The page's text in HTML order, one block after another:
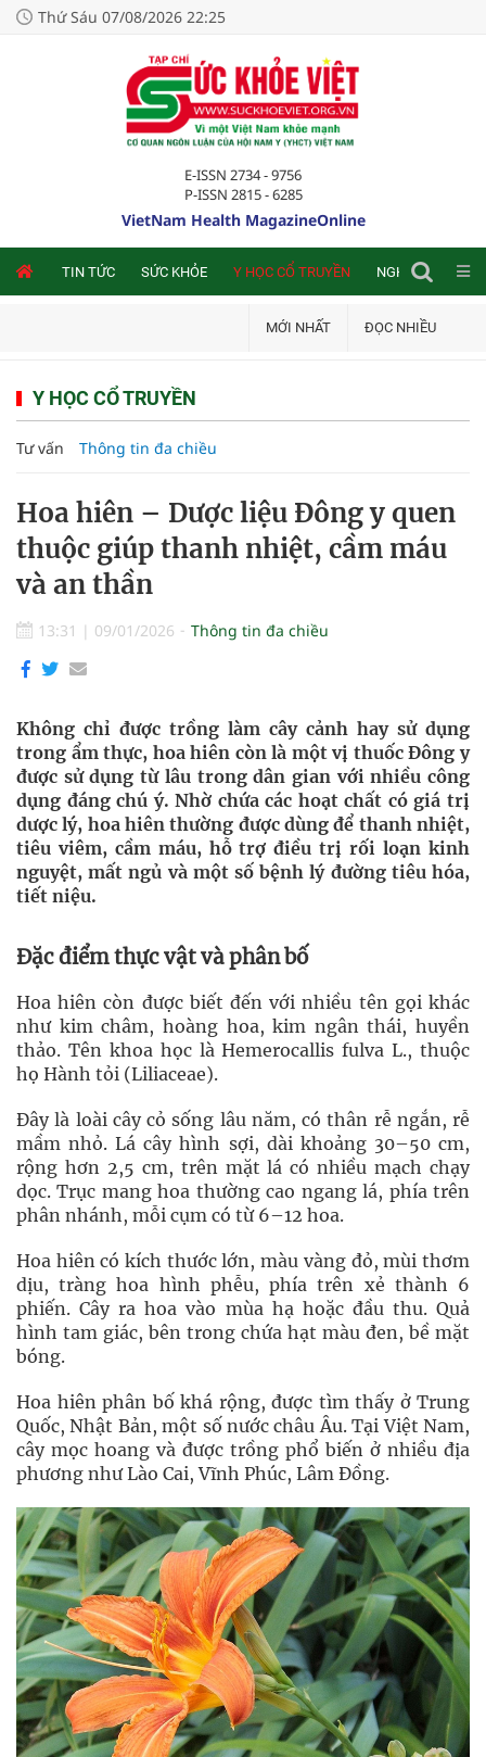
Thứ Sáu 07/08/2026 22:25
E-ISSN 2734 - 9756
P-ISSN 2815 - 6285
VietNam Health MagazineOnline
TIN TỨC SỨC KHỎE Y HỌC CỔ TRUYỀN NGHIÊN CỨU
MỚI NHẤT ĐỌC NHIỀU
Y HỌC CỔ TRUYỀN
Tư vấn Thông tin đa chiều
Hoa hiên – Dược liệu Đông y quen
thuộc giúp thanh nhiệt, cầm máu
và an thần
13:31 | 09/01/2026 Thông tin đa chiều
Không chỉ được trồng làm cây cảnh hay sử dụng
trong ẩm thực, hoa hiên còn là một vị thuốc Đông y
được sử dụng từ lâu trong dân gian với nhiều công
dụng đáng chú ý. Nhờ chứa các hoạt chất có giá trị
dược lý, hoa hiên thường được dùng để thanh nhiệt,
tiêu viêm, cầm máu, hỗ trợ điều trị rối loạn kinh
nguyệt, mất ngủ và một số bệnh lý đường tiêu hóa,
tiết niệu.
Đặc điểm thực vật và phân bố
Hoa hiên còn được biết đến với nhiều tên gọi khác
như kim châm, hoàng hoa, kim ngân thái, huyền
thảo. Tên khoa học là Hemerocallis fulva L., thuộc
họ Hành tỏi (Liliaceae).
Đây là loài cây cỏ sống lâu năm, có thân rễ ngắn, rễ
mầm nhỏ. Lá cây hình sợi, dài khoảng 30–50 cm,
rộng hơn 2,5 cm, trên mặt lá có nhiều mạch chạy
dọc. Trục mang hoa thường cao ngang lá, phía trên
phân nhánh, mỗi cụm có từ 6–12 hoa.
Hoa hiên có kích thước lớn, màu vàng đỏ, mùi thơm
dịu, tràng hoa hình phễu, phía trên xẻ thành 6
phiến. Cây ra hoa vào mùa hạ hoặc đầu thu. Quả
hình tam giác, bên trong chứa hạt màu đen, bề mặt
bóng.
Hoa hiên phân bố khá rộng, được tìm thấy ở Trung
Quốc, Nhật Bản, một số nước châu Âu. Tại Việt Nam,
cây mọc hoang và được trồng phổ biến ở nhiều địa
phương như Lào Cai, Vĩnh Phúc, Lâm Đồng.